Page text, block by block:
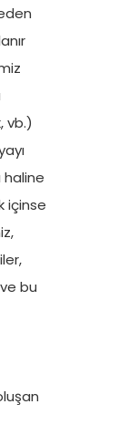
vb.)
haline
içinse
bu